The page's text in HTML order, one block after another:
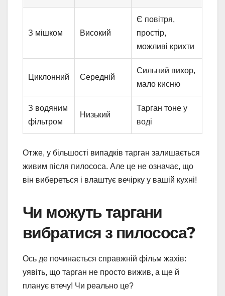
З мішком Високий
Є повітря,
простір,
можливі крихти
Циклонний Середній
Сильний вихор,
мало кисню
З водяним
фільтром
Низький
Тарган тоне у
воді
Отже, у більшості випадків тарган залишається
живим після пилососа. Але це не означає, що
він вибереться і влаштує вечірку у вашій кухні!
Чи можуть таргани
вибратися з пилососа?
Ось де починається справжній фільм жахів:
уявіть, що тарган не просто вижив, а ще й
планує втечу! Чи реально це?